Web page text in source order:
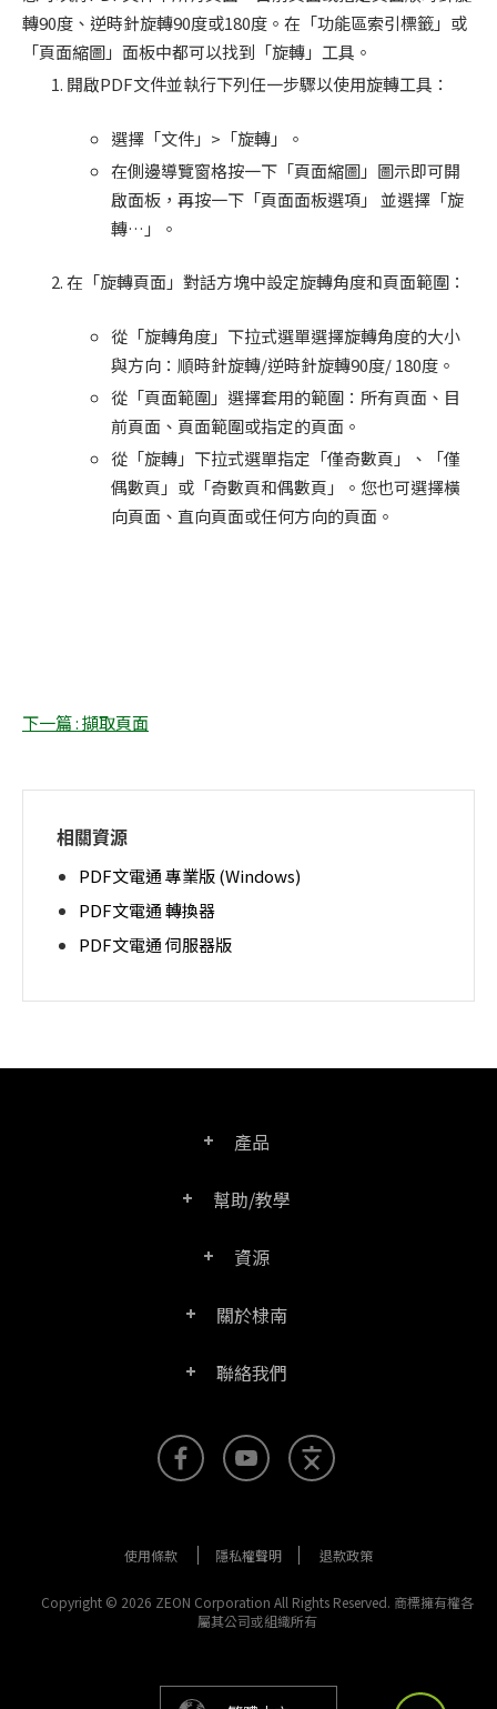
轉90度、逆時針旋轉90度或180度。在「功能區索引標籤」或
「頁面縮圖」面板中都可以找到「旋轉」工具。
開啟PDF文件並執行下列任一步驟以使用旋轉工具：
選擇「文件」>「旋轉」。
在側邊導覽窗格按一下「頁面縮圖」圖示即可開
啟面板，再按一下「頁面面板選項」 並選擇「旋
轉…」。
在「旋轉頁面」對話方塊中設定旋轉角度和頁面範圍：
從「旋轉角度」下拉式選單選擇旋轉角度的大小
與方向：順時針旋轉/逆時針旋轉90度/ 180度。
從「頁面範圍」選擇套用的範圍：所有頁面、目
前頁面、頁面範圍或指定的頁面。
從「旋轉」下拉式選單指定「僅奇數頁」、「僅
偶數頁」或「奇數頁和偶數頁」。您也可選擇橫
向頁面、直向頁面或任何方向的頁面。
下一篇 : 擷取頁面
相關資源
PDF文電通 專業版 (Windows)
PDF文電通 轉換器
PDF文電通 伺服器版
產品
PDF文電通專業版
Right PDF Reader (行動版)
PDF文電通線上版
幫助/教學
常見問題
使用手冊
資源
產品/授權比較表
SDK資源 (伺服器版適用)
關於棣南
公司介紹
官方部落格
聯絡我們
聯絡銷售
使用條款 隱私權聲明 退款政策
Copyright © 2026 ZEON Corporation All Rights Reserved. 商標擁有權各
屬其公司或組織所有